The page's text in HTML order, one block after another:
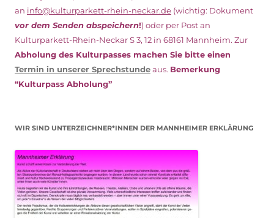
an info@kulturparkett-rhein-neckar.de (wichtig: Dokument
vor dem Senden abspeichern!) oder per Post an
Kulturparkett-Rhein-Neckar S 3, 12 in 68161 Mannheim. Zur
Abholung des Kulturpasses machen Sie bitte einen
Termin in unserer Sprechstundeaus. Bemerkung
“Kulturpass Abholung”
WIR SIND UNTERZEICHNER*INNEN DER MANNHEIMER ERKLÄRUNG